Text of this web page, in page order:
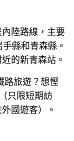
陸路線，主要
縣和青森縣。
的新青森站。
路旅遊？想慳
（只限短期訪
外國遊客）。